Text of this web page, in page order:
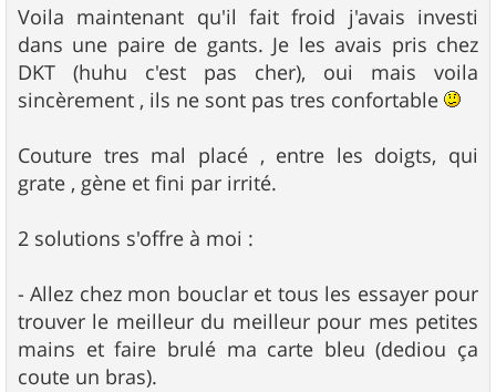
g
e
Voila maintenant qu'il fait froid j'avais investi
dans une paire de gants. Je les avais pris chez
DKT (huhu c'est pas cher), oui mais voila
sincèrement , ils ne sont pas tres confortable
Couture tres mal placé , entre les doigts, qui
grate , gène et fini par irrité.
2 solutions s'offre à moi :
- Allez chez mon bouclar et tous les essayer pour
trouver le meilleur du meilleur pour mes petites
mains et faire brulé ma carte bleu (dediou ça
coute un bras).